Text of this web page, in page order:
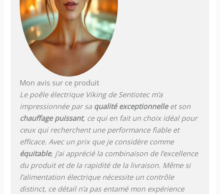
Mon avis sur ce produit
Le poêle électrique Viking de Sentiotec m’a
impressionnée par sa qualité exceptionnelleet son
chauffage puissant, ce qui en fait un choix idéal pour
ceux qui recherchent une performance fiable et
efficace. Avec un prix que je considère comme
équitable, j’ai apprécié la combinaison de l’excellence
du produit et de la rapidité de la livraison. Même si
l’alimentation électrique nécessite un contrôle
distinct, ce détail n’a pas entamé mon expérience